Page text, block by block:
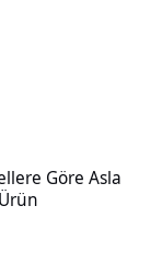
Göre Asla